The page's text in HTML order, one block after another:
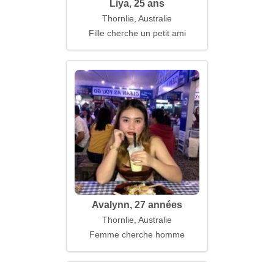
Liya, 25 ans
Thornlie, Australie
Fille cherche un petit ami
Avalynn, 27 années
Thornlie, Australie
Femme cherche homme